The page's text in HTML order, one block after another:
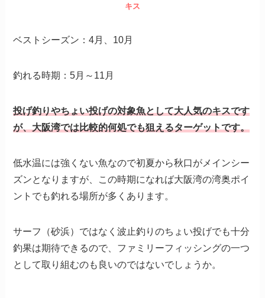
キス
ベストシーズン：4月、10月
釣れる時期：5月～11月
投げ釣りやちょい投げの対象魚として大人気のキスです
が、大阪湾では比較的何処でも狙えるターゲットです。
低水温には強くない魚なので初夏から秋口がメインシー
ズンとなりますが、この時期になれば大阪湾の湾奥ポイ
ントでも釣れる場所が多くあります。
サーフ（砂浜）ではなく波止釣りのちょい投げでも十分
釣果は期待できるので、ファミリーフィッシングの一つ
として取り組むのも良いのではないでしょうか。